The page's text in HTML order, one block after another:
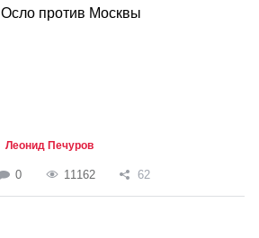
Осло против Москвы
Леонид Печуров
0 11162 62